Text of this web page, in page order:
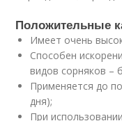
Положительные
Имеет очень
Способен
видов сорняков –
Применяется до
дня);
При